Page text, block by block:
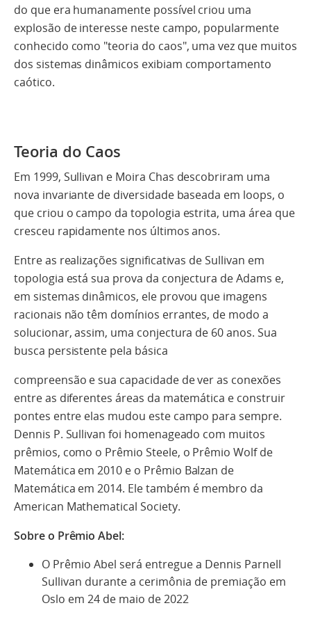
do que era humanamente possível criou uma
explosão de interesse neste campo, popularmente
conhecido como "teoria do caos", uma vez que muitos
dos sistemas dinâmicos exibiam comportamento
caótico.
Teoria do Caos
Em 1999, Sullivan e Moira Chas descobriram uma
nova invariante de diversidade baseada em loops, o
que criou o campo da topologia estrita, uma área que
cresceu rapidamente nos últimos anos.
Entre as realizações significativas de Sullivan em
topologia está sua prova da conjectura de Adams e,
em sistemas dinâmicos, ele provou que imagens
racionais não têm domínios errantes, de modo a
solucionar, assim, uma conjectura de 60 anos. Sua
busca persistente pela básica
compreensão e sua capacidade de ver as conexões
entre as diferentes áreas da matemática e construir
pontes entre elas mudou este campo para sempre.
Dennis P. Sullivan foi homenageado com muitos
prêmios, como o Prêmio Steele, o Prêmio Wolf de
Matemática em 2010 e o Prêmio Balzan de
Matemática em 2014. Ele também é membro da
American Mathematical Society.
Sobre o Prêmio Abel:
O Prêmio Abel será entregue a Dennis Parnell
Sullivan durante a cerimônia de premiação em
Oslo em 24 de maio de 2022